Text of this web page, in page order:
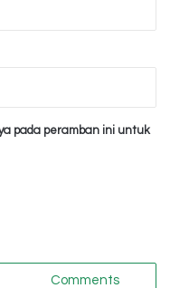
pada peramban ini untuk
Comments